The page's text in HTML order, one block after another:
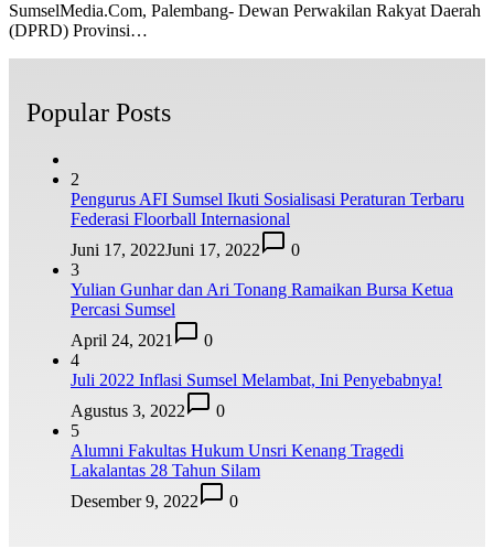
SumselMedia.Com, Palembang- Dewan Perwakilan Rakyat Daerah
(DPRD) Provinsi…
Popular Posts
2
Pengurus AFI Sumsel Ikuti Sosialisasi Peraturan Terbaru
Federasi Floorball Internasional
Juni 17, 2022Juni 17, 2022
0
3
Yulian Gunhar dan Ari Tonang Ramaikan Bursa Ketua
Percasi Sumsel
April 24, 2021
0
4
Juli 2022 Inflasi Sumsel Melambat, Ini Penyebabnya!
Agustus 3, 2022
0
5
Alumni Fakultas Hukum Unsri Kenang Tragedi
Lakalantas 28 Tahun Silam
Desember 9, 2022
0